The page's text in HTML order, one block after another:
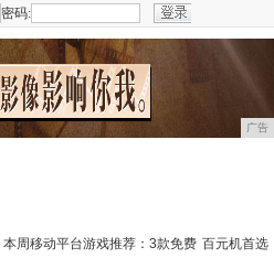
密码:
广告
本周移动平台游戏推荐：3款免费 百元机首选